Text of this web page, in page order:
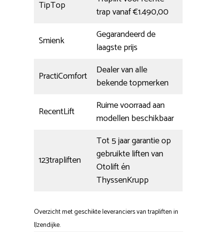
TipTop
trap vanaf €1.490,00
Smienk
Gegarandeerd de
laagste prijs
PractiComfort
Dealer van alle
bekende topmerken
RecentLift
Ruime voorraad aan
modellen beschikbaar
123trapliften
Tot 5 jaar garantie op
gebruikte liften van
Otolift én
ThyssenKrupp
Overzicht met geschikte leveranciers van trapliften in
IJzendijke.